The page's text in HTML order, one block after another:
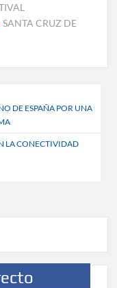
SANTA CRUZ DE
DE ESPAÑA POR UNA
LA CONECTIVIDAD